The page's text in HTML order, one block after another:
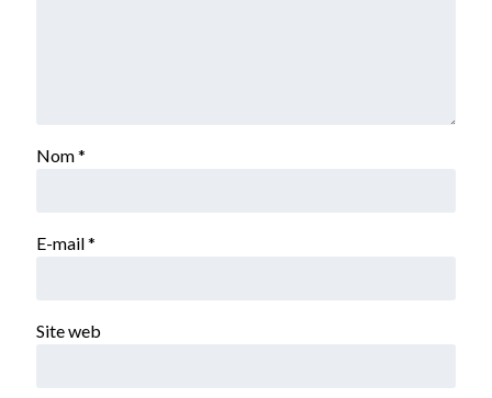
Nom*
E-mail*
Site web